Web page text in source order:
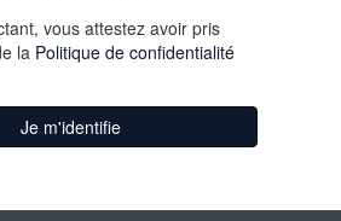
vous attestez avoir pris
la Politique de confidentialité
Je m'identifie